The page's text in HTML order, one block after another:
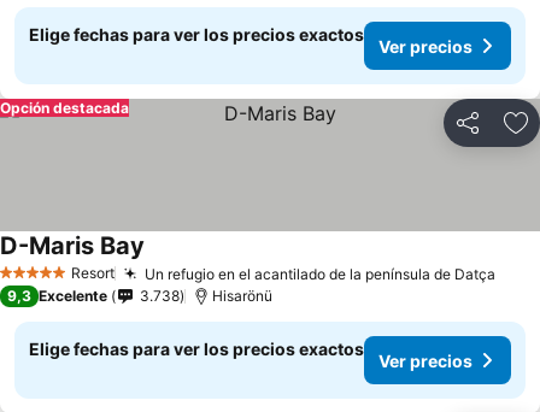
Elige fechas para ver los precios exactos
Ver precios
Compartir
Opción destacada
5 Estrellas Resort Un refugio en el acantilado de la península de Datça
D-Maris Bay
9,3 Excelente 3.738 Hisarönü
Elige fechas para ver los precios exactos
Ver precios